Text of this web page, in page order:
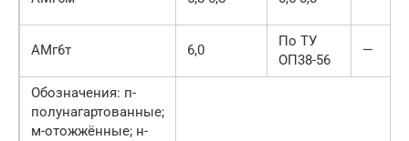
АМг6т 6,0
По ТУ
ОП38-56
—
Обозначения: п-
полунагартованные;
м-отожжённые; н-